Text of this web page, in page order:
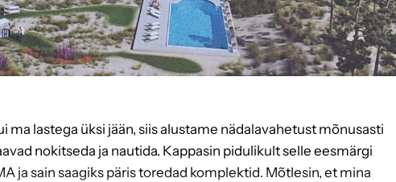
ma lastega üksi jään, siis alustame nädalavahetust mõnusasti
nokitseda ja nautida. Kappasin pidulikult selle eesmärgi
ja sain saagiks päris toredad komplektid. Mõtlesin, et mina